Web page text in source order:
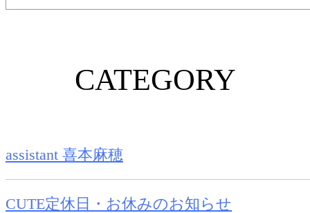
CATEGORY
assistant 喜本麻穂
CUTE定休日・お休みのお知らせ